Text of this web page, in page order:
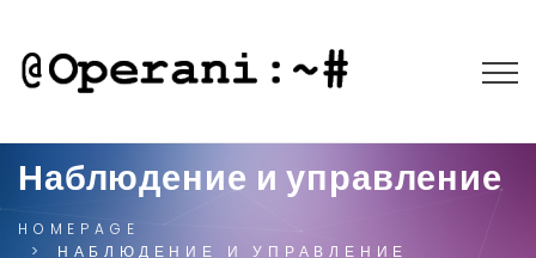
Наблюдение и управление
HOMEPAGE
НАБЛЮДЕНИЕ И УПРАВЛЕНИЕ